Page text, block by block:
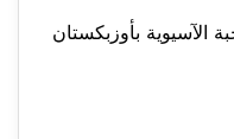
الآسيوية بأوزبكستان